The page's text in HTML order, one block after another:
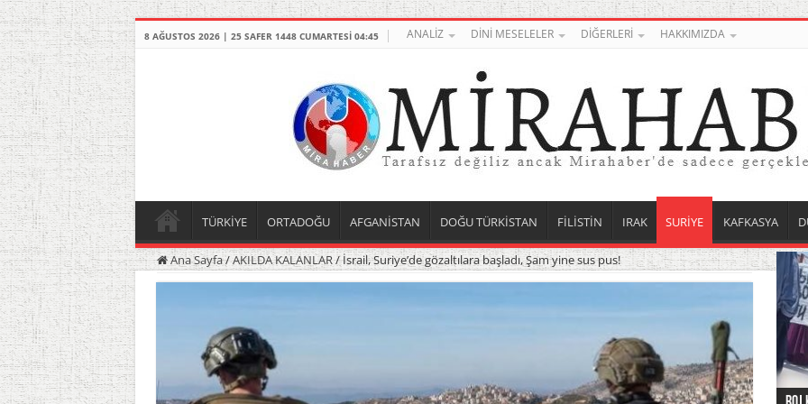
8 AĞUSTOS 2026 | 25 SAFER 1448 CUMARTESI 04:45 ANALİZ DİNİ MESELELER DİĞERLERİ HAKKIMIZDA
TÜRKİYE ORTADOĞU AFGANİSTAN DOĞU TÜRKİSTAN FİLİSTİN IRAK SURİYE KAFKASYA
Ana Sayfa/AKILDA KALANLAR/İsrail, Suriye’de gözaltılara başladı, Şam yine sus pus!